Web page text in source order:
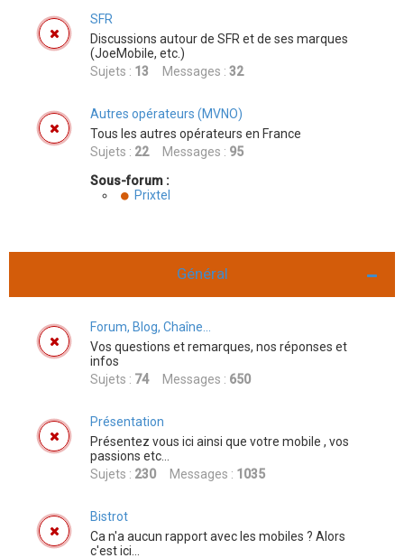
SFR
Discussions autour de SFR et de ses marques
(JoeMobile, etc.)
Sujets : 13 Messages : 32
Autres opérateurs (MVNO)
Tous les autres opérateurs en France
Sujets : 22Messages : 95
Sous-forum :
Prixtel
Général
Forum, Blog, Chaîne...
Vos questions et remarques, nos réponses et
infos
Sujets : 74Messages : 650
Présentation
Présentez vous ici ainsi que votre mobile , vos
passions etc...
Sujets : 230 Messages : 1035
Bistrot
Ca n'a aucun rapport avec les mobiles ? Alors
c'est ici...